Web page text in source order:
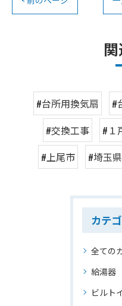
#台所用換気扇 #
#交換工事
#１
#上尾市
#埼玉県
カテ
全ての
給湯器
ビルト